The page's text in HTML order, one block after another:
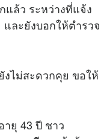
แล้ว ระหว่างที่แจ้ง
ละยังบอกให้ตำรวจ
ไม่สะดวกคุย ขอให้
ยุ 43 ปี ชาว